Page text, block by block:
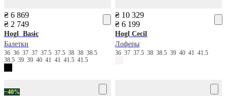
₴ 6 869
₴ 2 749
Hogl
Basic
Балетки
36 36 37 37 37.5 37.5 38 38 38.5
38.5 39 39 40 41 41 41.5 41.5
₴ 10 329
₴ 6 199
Hogl Cecil
Лоферы
363737.53838.539404141.5
−40%